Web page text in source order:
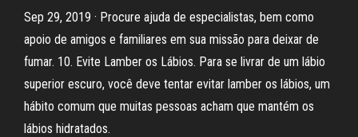
Sep 29, 2019 · Procure ajuda de especialistas, bem como
apoio de amigos e familiares em sua missão para deixar de
fumar. 10. Evite Lamber os Lábios. Para se livrar de um lábio
superior escuro, você deve tentar evitar lamber os lábios, um
hábito comum que muitas pessoas acham que mantém os
lábios hidratados.